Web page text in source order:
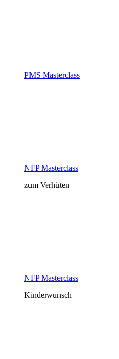
PMS Masterclass
NFP Masterclass
zum Verhüten
NFP Masterclass
Kinderwunsch